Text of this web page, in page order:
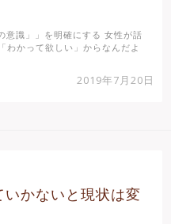
2019年7月20日
識」」を明確にする 女性が話
わかって欲しい」からなんだよ
かないと現状は変